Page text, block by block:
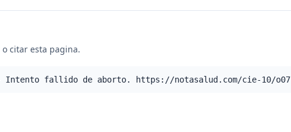
citar esta pagina.
- Intento fallido de aborto. https://notasalud.com/cie-10/o07